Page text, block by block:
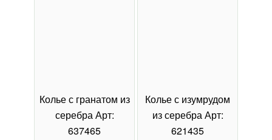
Колье с гранатом из
серебра Арт:
637465
Колье с изумрудом
из серебра Арт:
621435